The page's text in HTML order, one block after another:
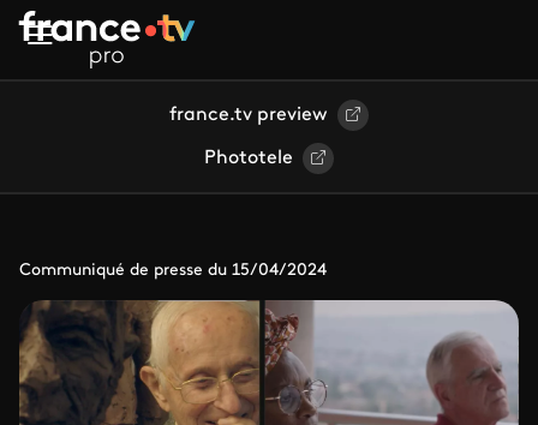
Aller au contenu principal
france.tv preview
Phototele
Communiqué de presse du 15/04/2024